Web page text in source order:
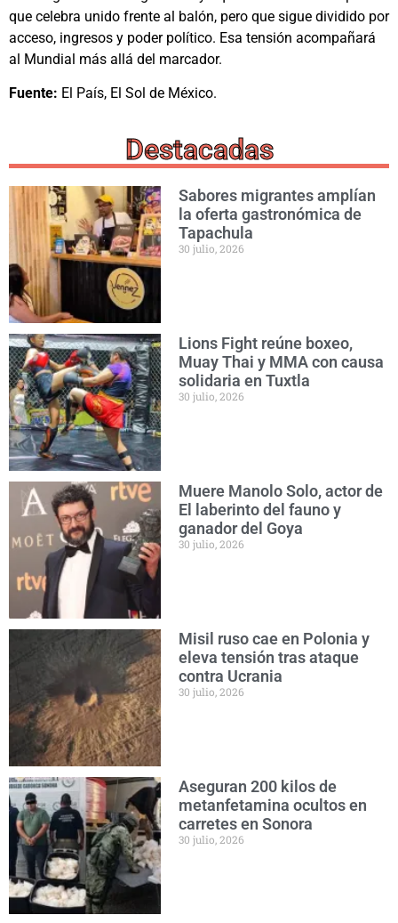
que celebra unido frente al balón, pero que sigue dividido por
acceso, ingresos y poder político. Esa tensión acompañará
al Mundial más allá del marcador.
Fuente: El País, El Sol de México.
Destacadas
Sabores migrantes amplían
la oferta gastronómica de
Tapachula
30 julio, 2026
Lions Fight reúne boxeo,
Muay Thai y MMA con causa
solidaria en Tuxtla
30 julio, 2026
Muere Manolo Solo, actor de
El laberinto del fauno y
ganador del Goya
30 julio, 2026
Misil ruso cae en Polonia y
eleva tensión tras ataque
contra Ucrania
30 julio, 2026
Aseguran 200 kilos de
metanfetamina ocultos en
carretes en Sonora
30 julio, 2026